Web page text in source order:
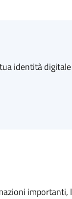
identità digitale
importanti,